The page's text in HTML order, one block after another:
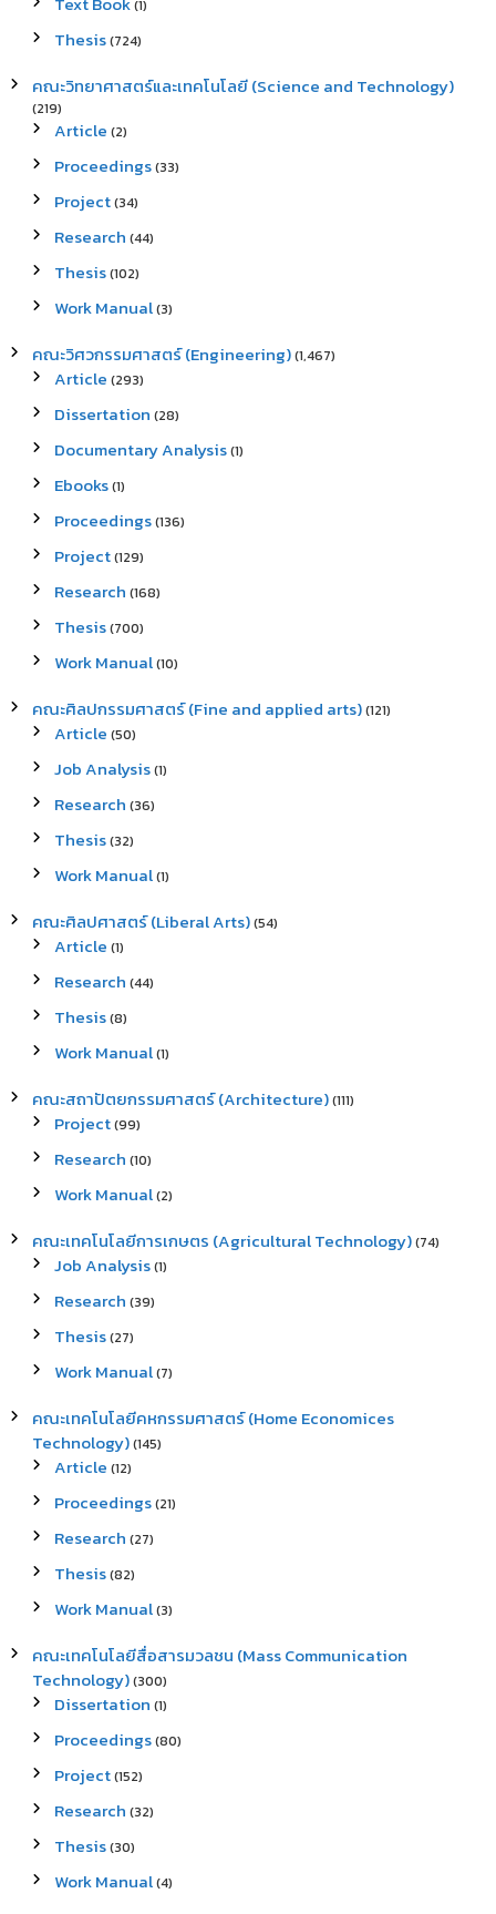
(1)
Thesis(724)
คณะวิทยาศาสตร์และเทคโนโลยี (Science and Technology)
(219)
Article (2)
Proceedings(33)
Project(34)
Research (44)
Thesis(102)
Work Manual(3)
คณะวิศวกรรมศาสตร์ (Engineering)(1,467)
Article (293)
Dissertation (28)
Documentary Analysis(1)
Ebooks(1)
Proceedings(136)
Project(129)
Research (168)
Thesis(700)
Work Manual(10)
คณะศิลปกรรมศาสตร์ (Fine and applied arts)(121)
Article (50)
Job Analysis(1)
Research (36)
Thesis(32)
Work Manual(1)
คณะศิลปศาสตร์ (Liberal Arts)(54)
Article (1)
Research (44)
Thesis(8)
Work Manual(1)
คณะสถาปัตยกรรมศาสตร์ (Architecture)(111)
Project(99)
Research (10)
Work Manual(2)
คณะเทคโนโลยีการเกษตร (Agricultural Technology)(74)
Job Analysis(1)
Research (39)
Thesis(27)
Work Manual(7)
คณะเทคโนโลยีคหกรรมศาสตร์ (Home Economices
Technology)(145)
Article (12)
Proceedings(21)
Research (27)
Thesis(82)
Work Manual(3)
คณะเทคโนโลยีสื่อสารมวลชน (Mass Communication
Technology)(300)
Dissertation (1)
Proceedings(80)
Project(152)
Research (32)
Thesis(30)
Work Manual(4)